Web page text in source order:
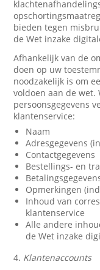
bieden tegen
de Wet inzake
Afhankelijk van de
doen op uw
noodzakelijk is om
voldoen aan de wet.
persoonsgegevens
klantenservice:
Naam
Adresgegevens
Contactgegevens
Bestellings- en
Opmerkingen
Inhoud van
klantenservice
Alle andere
de Wet inzake
4. Klantenaccounts